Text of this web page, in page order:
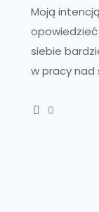
Moją
siebie
w pracy
0